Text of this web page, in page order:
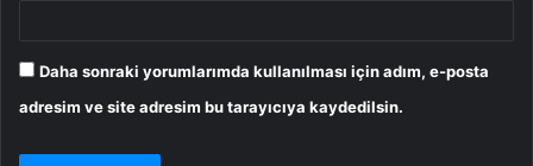
Daha sonraki yorumlarımda kullanılması için adım, e-posta
adresim ve site adresim bu tarayıcıya kaydedilsin.